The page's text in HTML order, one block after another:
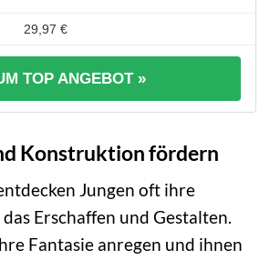
29,97 €
TOP ANGEBOT »
Konstruktion fördern
Jungen oft ihre
Erschaffen und Gestalten.
Fantasie anregen und ihnen